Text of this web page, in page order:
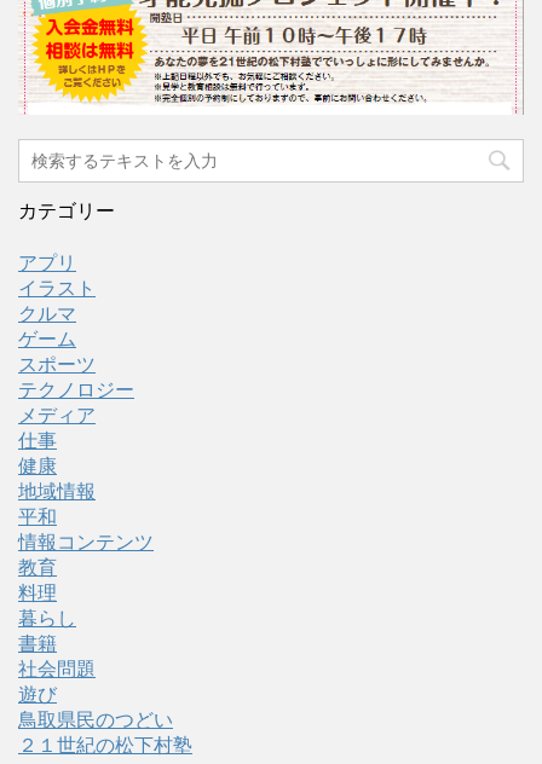
カテゴリー
アプリ
イラスト
クルマ
ゲーム
スポーツ
テクノロジー
メディア
仕事
健康
地域情報
平和
情報コンテンツ
教育
料理
暮らし
書籍
社会問題
遊び
鳥取県民のつどい
２１世紀の松下村塾